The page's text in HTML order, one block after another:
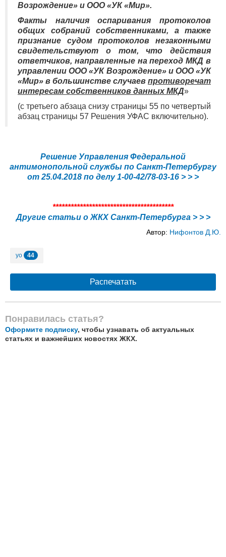
Возрождение» и ООО «УК «Мир».
Факты наличия оспаривания протоколов
общих собраний собственниками, а также
признание судом протоколов незаконными
свидетельствуют о том, что действия
ответчиков, направленные на переход МКД в
управлении ООО «УК Возрождение» и ООО «УК
«Мир» в большинстве случаев противоречат
интересам собственников данных МКД»
(с третьего абзаца снизу страницы 55 по четвертый
абзац страницы 57 Решения УФАС включительно).
Решение Управления Федеральной
антимонопольной службы по Санкт-Петербургу
от 25.04.2018 по делу 1-00-42/78-03-16 > > >
****************************************
Другие статьи о ЖКХ Санкт-Петербурга > > >
Автор: Нифонтов Д.Ю.
уо 44
Распечатать
Понравилась статья?
Оформите подписку, чтобы узнавать об актуальных
статьях и важнейших новостях ЖКХ.